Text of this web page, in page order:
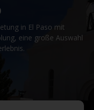
in El Paso mit
eine große Auswahl